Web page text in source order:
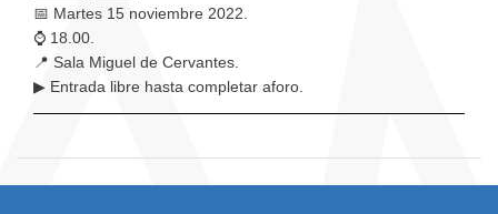
📅 Martes 15 noviembre 2022.
⌚ 18.00.
📍 Sala Miguel de Cervantes.
▶ Entrada libre hasta completar aforo.